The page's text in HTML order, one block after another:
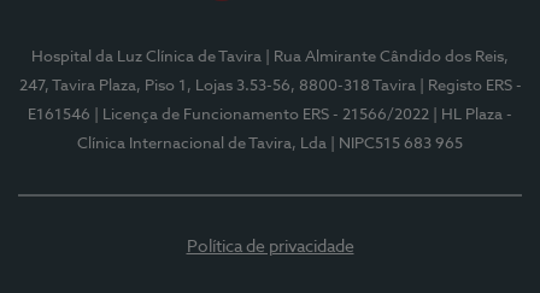
Hospital da Luz Clínica de Tavira
| Rua Almirante Cândido dos Reis,
247, Tavira Plaza, Piso 1, Lojas 3.53-56, 8800-318 Tavira
| Registo ERS -
E161546
| Licença de Funcionamento ERS - 21566/2022
| HL Plaza -
Clínica Internacional de Tavira, Lda
| NIPC515 683 965
Política de privacidade